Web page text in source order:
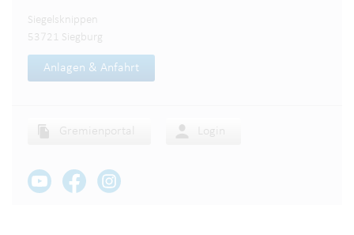
Siegelsknippen
53721 Siegburg
Anlagen & Anfahrt
Gremienportal Login